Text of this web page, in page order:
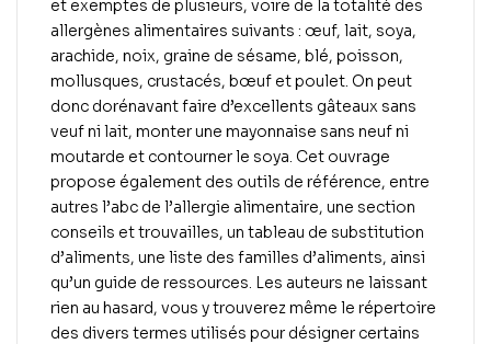
et exemptes de plusieurs, voire de la totalité des
allergènes alimentaires suivants : œuf, lait, soya,
arachide, noix, graine de sésame, blé, poisson,
mollusques, crustacés, bœuf et poulet. On peut
donc dorénavant faire d’excellents gâteaux sans
veuf ni lait, monter une mayonnaise sans neuf ni
moutarde et contourner le soya. Cet ouvrage
propose également des outils de référence, entre
autres l’abc de l’allergie alimentaire, une section
conseils et trouvailles, un tableau de substitution
d’aliments, une liste des familles d’aliments, ainsi
qu’un guide de ressources. Les auteurs ne laissant
rien au hasard, vous y trouverez même le répertoire
des divers termes utilisés pour désigner certains